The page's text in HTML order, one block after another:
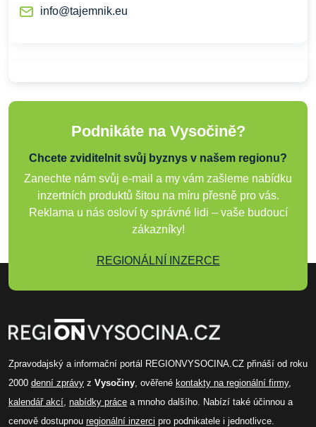
info@tajemnik.eu
Podnikáte na Vysočině?
Chcete zviditelnit svůj byznys v našem regionu?
Zanechte nám svůj e-mail a my vám zašleme nabídku
inzertních produktů šitou na míru přesně pro vás.
Reklama u nás osloví ty správné lidi – vaše budoucí
zákazníky!
REGIONÁLNÍ INZERCE
Zpravodajský a informační portál REGIONVYSOCINA.CZ přináší od roku
2000 denní zprávy z Vysočiny , ověřené kontakty na regionální firmy,
kalendář akcí nabídky práce a mnoho dalšího. Nabízí také účinnou a
cenově dostupnou regionální inzerci pro podnikatele i jednotlivce.